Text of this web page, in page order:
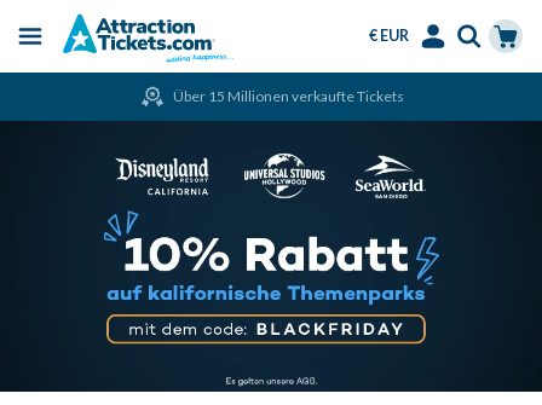
Menu
€ EUR
Über 15 Millionen verkaufte Tickets